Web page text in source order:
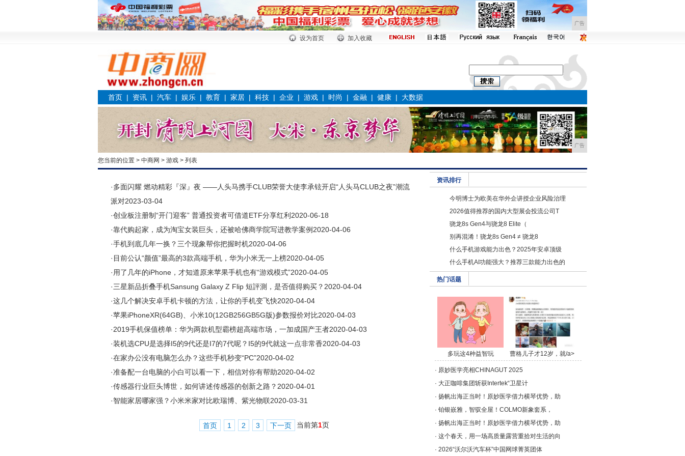
广告
设为首页 加入收藏
首页 | 资讯 | 汽车 | 娱乐 | 教育 | 家居 | 科技 | 企业 | 游戏 | 时尚 | 金融 | 健康 | 大数据
广告
您当前的位置 > 中商网 > 游戏 > 列表
·多面闪耀 燃动精彩『深』夜 ——人头马携手CLUB荣誉大使李承铉开启“人头马CLUB之夜”潮流
派对2023-03-04
·创业板注册制“开门迎客” 普通投资者可借道ETF分享红利 2020-06-18
·靠代购起家，成为淘宝女装巨头，还被哈佛商学院写进教学案例 2020-04-06
·手机到底几年一换？三个现象帮你把握时机2020-04-06
· 目前公认“颜值”最高的3款高端手机，华为小米无一上榜2020-04-05
· 用了几年的iPhone，才知道原来苹果手机也有“游戏模式”2020-04-05
·三星新品折叠手机Sansung Galaxy Z Flip 短評測，是否值得购买？ 2020-04-04
·这几个解决安卓手机卡顿的方法，让你的手机变飞快2020-04-04
·苹果iPhoneXR(64GB)、小米10(12GB256GB5G版)参数报价对比2020-04-03
·2019手机保值榜单：华为两款机型霸榜超高端市场，一加成国产王者2020-04-03
·装机选CPU是选择I5的9代还是I7的7代呢？I5的9代就这一点非常香2020-04-03
·在家办公没有电脑怎么办？这些手机秒变“PC”2020-04-02
·准备配一台电脑的小白可以看一下，相信对你有帮助2020-04-02
·传感器行业巨头博世，如何讲述传感器的创新之路？ 2020-04-01
·智能家居哪家强？小米米家对比欧瑞博、紫光物联2020-03-31
首页 1 2 3 下一页 当前第1页
资讯排行
今明博士为欧美在华外企讲授企业风险治理
2026值得推荐的国内大型展会投流公司T
骁龙8s Gen4与骁龙8 Elite（
别再混淆！骁龙8s Gen4 ≠ 骁龙8
什么手机游戏能力出色？2025年安卓顶级
什么手机AI功能强大？推荐三款能力出色的
热门话题
多玩这4种益智玩
具，/a>
曹格儿子才12岁，就/a>
· 原妙医学亮相CHINAGUT 2025
· 大正咖啡集团斩获Intertek“卫星计
· 扬帆出海正当时！原妙医学借力横琴优势，助
· 铂银嵌雅，智驭全屋！COLMO新象套系，
· 扬帆出海正当时！原妙医学借力横琴优势，助
· 这个春天，用一场高质量露营重拾对生活的向
· 2026“沃尔沃汽车杯”中国网球菁英团体